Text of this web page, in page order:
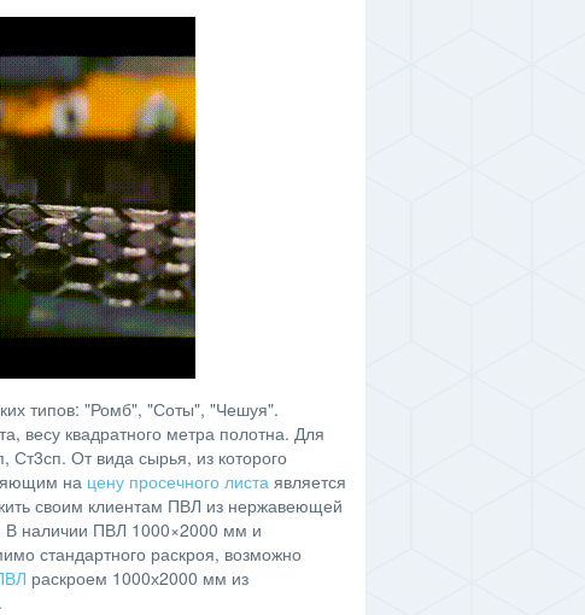
типов: "Ромб", "Соты", "Чешуя".
весу квадратного метра полотна. Для
Ст3сп. От вида сырья, из которого
на цену просечного листа является
своим клиентам ПВЛ из нержавеющей
В наличии ПВЛ 1000×2000 мм и
стандартного раскроя, возможно
раскроем 1000х2000 мм из